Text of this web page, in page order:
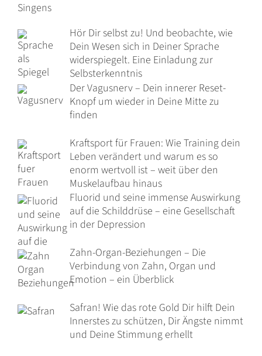
Hör Dir selbst zu! Und beobachte, wie
Dein Wesen sich in Deiner Sprache
widerspiegelt. Eine Einladung zur
Selbsterkenntnis
Der Vagusnerv – Dein innerer Reset-
Knopf um wieder in Deine Mitte zu
finden
Kraftsport für Frauen: Wie Training dein
Leben verändert und warum es so
enorm wertvoll ist – weit über den
Muskelaufbau hinaus
Fluorid und seine immense Auswirkung
auf die Schilddrüse – eine Gesellschaft
in der Depression
Zahn-Organ-Beziehungen – Die
Verbindung von Zahn, Organ und
Emotion – ein Überblick
Safran! Wie das rote Gold Dir hilft Dein
Innerstes zu schützen, Dir Ängste nimmt
und Deine Stimmung erhellt